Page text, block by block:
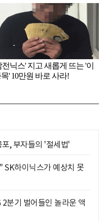
, 부자들의 '절세법'
하이닉스가 예상치 못
분기 벌어들인 놀라운 액